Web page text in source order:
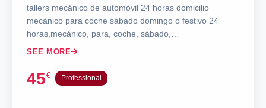
tallers mecánico de automóvil 24 horas domicilio
mecánico para coche sábado domingo o festivo 24
horas,mecánico, para, coche, sábado,…
SEE MORE
45€ Professional